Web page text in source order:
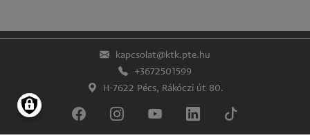
kapcsolat@ktk.pte.hu
+3672501599
H-7622 Pécs, Rákóczi út 80.